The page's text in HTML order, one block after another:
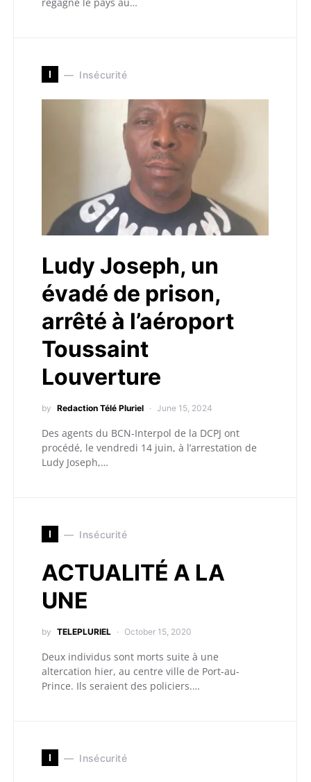
I Insécurité
Ludy Joseph, un
évadé de prison,
arrêté à l’aéroport
Toussaint
Louverture
by Redaction Télé Pluriel June 15, 2024
Des agents du BCN-Interpol de la DCPJ ont
procédé, le vendredi 14 juin, à l’arrestation de
Ludy Joseph,…
I Insécurité
ACTUALITÉ A LA
UNE
by TELEPLURIEL October 15, 2020
Deux individus sont morts suite à une
altercation hier, au centre ville de Port-au-
Prince. Ils seraient des policiers.…
I Insécurité